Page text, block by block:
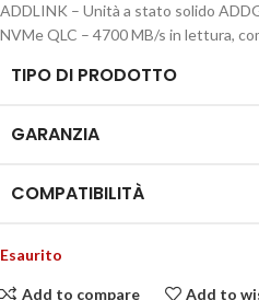
ADDLINK – Unità a stato solido
NVMe QLC – 4700 MB/s in lettura,
TIPO DI PRODOTTO
GARANZIA
COMPATIBILITÀ
Esaurito
Add to compare Add to